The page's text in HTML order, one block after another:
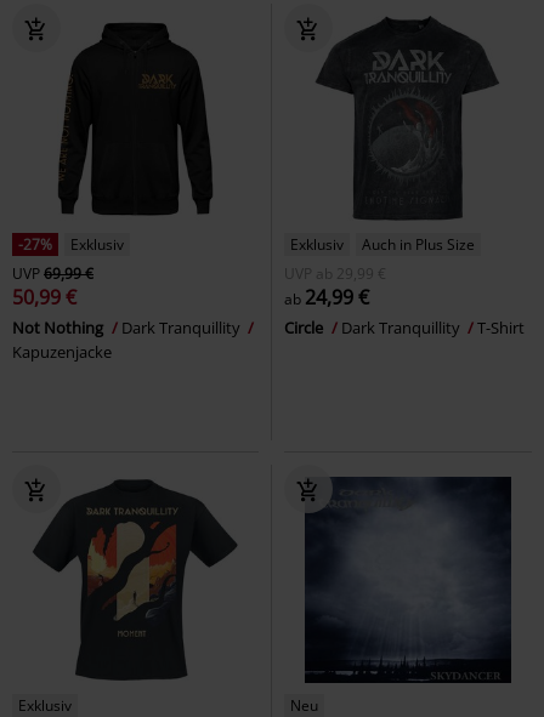
-27%
Exklusiv
UVP69,99 €
50,99 €
Not Nothing
Dark Tranquillity
Kapuzenjacke
Exklusiv
Auch in Plus Size
UVP
ab 29,99 €
ab 24,99 €
Circle Dark Tranquillity T-Shirt
Exklusiv
Neu